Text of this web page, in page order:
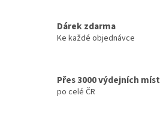
Dárek zdarma
Ke každé objednávce
Přes 3000 výdejních míst
po celé ČR